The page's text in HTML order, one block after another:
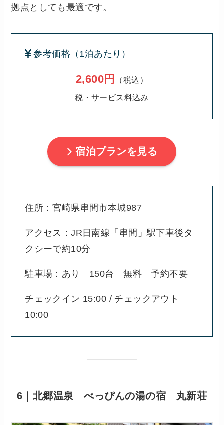
拠点としても最適です。
参考価格（1泊あたり）
2,600円
（税込）
税・サービス料込み
宿泊プランを見る
住所：宮崎県串間市本城987
アクセス：JR日南線「串間」駅下車後タ
クシーで約10分
駐車場：あり 150台 無料 予約不要
チェックイン 15:00 / チェックアウト
10:00
6｜北郷温泉 べっぴんの湯の宿 丸新荘